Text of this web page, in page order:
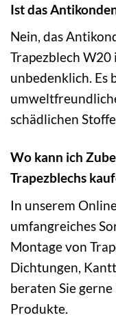
Ist das
Nein, das
Trapezblech
unbedenklich. Es
schädlichen
Wo kann ich
Trapezblechs
In unserem
umfangreiches
Montage von
Dichtungen,
beraten Sie
Produkte.